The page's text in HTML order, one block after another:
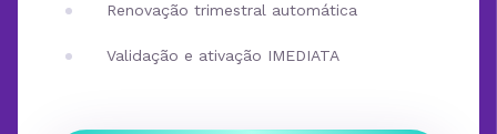
Renovação trimestral automática
Validação e ativação IMEDIATA